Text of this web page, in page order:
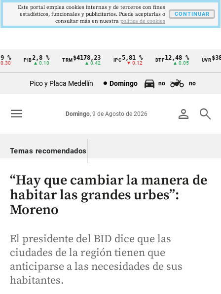
Cintillo
Colombia
PIB2,8 %
▲ 0.10
TRM$4178,23
▲ 0.42
IPC5,81 %
▼ 0.12
DTF12,48 %
▲ 0.05
UVR
Pico y Placa Medellín Domingo no no
person search
Domingo, 9 de Agosto de 2026
menu
Temas recomendados
“Hay que cambiar la manera de
habitar las grandes urbes”:
Moreno
El presidente del BID dice que las
ciudades de la región tienen que
anticiparse a las necesidades de sus
habitantes.
Este portal emplea cookies internas y de terceros con fines
estadísticos, funcionales y publicitarios. Puede aceptarlas o
consultar más en nuestra politica de cookies
CONTINUAR